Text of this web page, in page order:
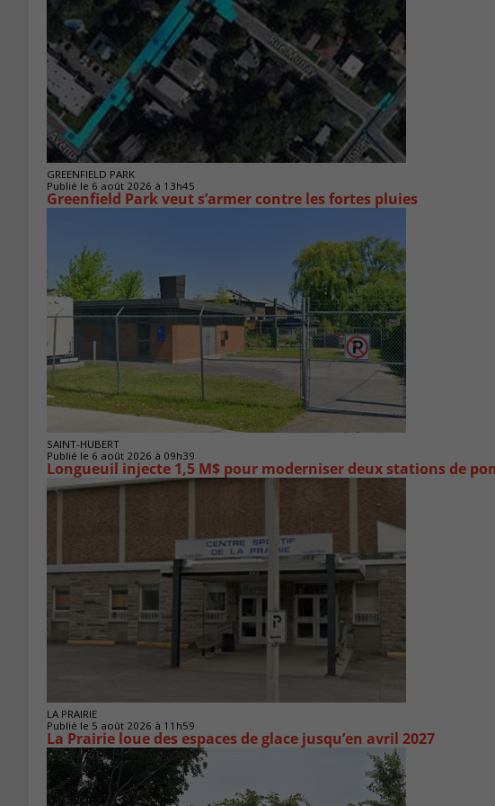
GREENFIELD PARK
Publié le 6 août 2026 à 13h45
Greenfield Park veut s’armer contre
SAINT-HUBERT
Publié le 6 août 2026 à 09h39
Longueuil injecte 1,5 M$ pour moderniser deux stations de
LA PRAIRIE
Publié le 5 août 2026 à 11h59
La Prairie loue des espaces de glace jusqu’en avril 2027